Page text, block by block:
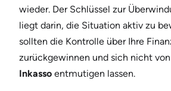
wieder. Der Schlüssel zur
liegt darin, die Situation aktiv zu
sollten die Kontrolle über Ihre
zurückgewinnen und sich nicht
Inkasso entmutigen lassen.